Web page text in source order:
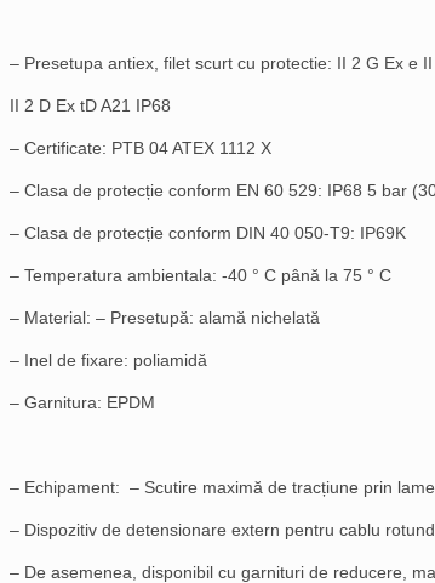
– Presetupa antiex, filet scurt cu protectie: II 2 G Ex e II
II 2 D Ex tD A21 IP68
– Certificate: PTB 04 ATEX 1112 X
– Clasa de protecție conform EN 60 529: IP68 5 bar
– Clasa de protecție conform DIN 40 050-T9: IP69K
– Temperatura ambientala: -40 ° C până la 75 ° C
– Material: – Presetupă: alamă nichelată
– Inel de fixare: poliamidă
– Garnitura: EPDM
– Echipament: – Scutire maximă de tracțiune prin
– Dispozitiv de detensionare extern pentru cablu rotund
– De asemenea, disponibil cu garnituri de reducere,